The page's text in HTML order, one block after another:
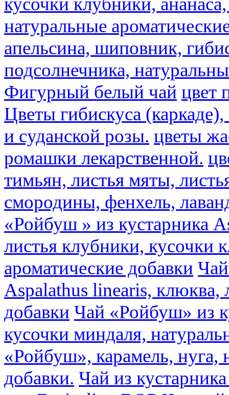
натуральные
апельсина, шиповник,
подсолнечника,
Фигурный белый чай цвет
Цветы гибискуса
и суданской розы. цветы
ромашки лекарственной.
тимьян, листья мяты,
смородины, фенхель,
«Ройбуш » из кустарника
листья клубники, кусочки
ароматические добавки
Aspalathus linearis, клюква,
добавки Чай «Ройбуш» из
кусочки миндаля,
«Ройбуш», карамель, нуга,
добавки. Чай из